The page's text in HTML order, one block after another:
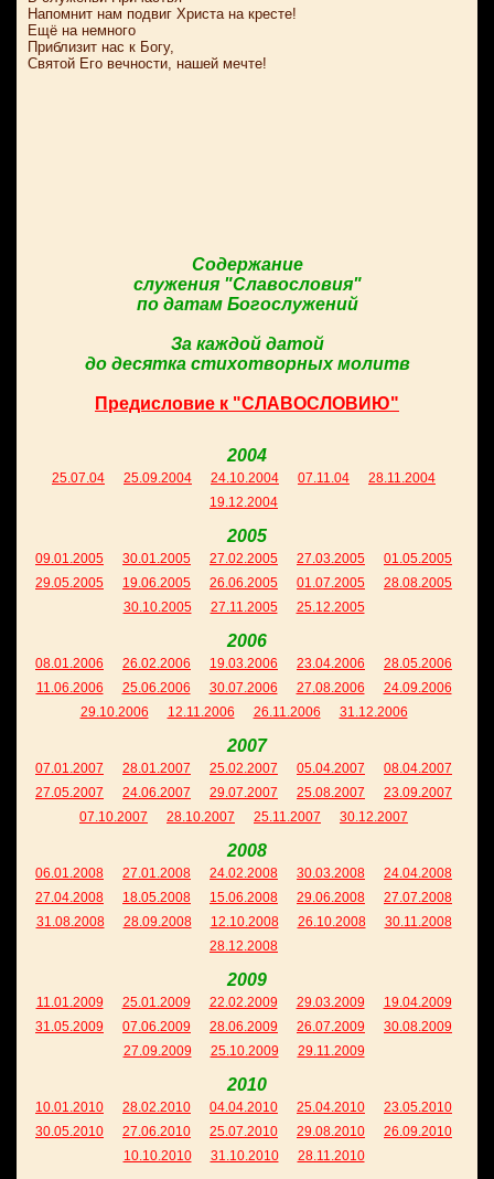
Напомнит нам подвиг Христа на кресте!
Ещё на немного
Приблизит нас к Богу,
Святой Его вечности, нашей мечте!
Содержание
служения "Славословия"
по датам Богослужений
За каждой датой
до десятка стихотворных молитв
Предисловие к "СЛАВОСЛОВИЮ"
2004
25.07.04 25.09.2004 24.10.2004 07.11.04
28.11.2004
19.12.2004
2005
09.01.2005 30.01.2005 27.02.2005 27.03.2005
01.05.2005
29.05.2005
19.06.2005 26.06.2005 01.07.2005
28.08.2005
30.10.2005
27.11.2005 25.12.2005
2006
08.01.2006 26.02.2006 19.03.2006 23.04.2006
28.05.2006
11.06.2006
25.06.2006 30.07.2006 27.08.2006
24.09.2006
29.10.2006
12.11.2006 26.11.2006 31.12.2006
2007
07.01.2007 28.01.2007 25.02.2007 05.04.2007
08.04.2007
27.05.2007
24.06.2007 29.07.2007 25.08.2007
23.09.2007
07.10.2007
28.10.2007 25.11.2007 30.12.2007
2008
06.01.2008 27.01.2008 24.02.2008 30.03.2008
24.04.2008
27.04.2008
18.05.2008 15.06.2008 29.06.2008
27.07.2008
31.08.2008
28.09.2008 12.10.2008 26.10.2008
30.11.2008
28.12.2008
2009
11.01.2009 25.01.2009 22.02.2009 29.03.2009
19.04.2009
31.05.2009
07.06.2009 28.06.2009 26.07.2009
30.08.2009
27.09.2009
25.10.2009 29.11.2009
2010
10.01.2010 28.02.2010 04.04.2010 25.04.2010
23.05.2010
30.05.2010
27.06.2010 25.07.2010 29.08.2010
26.09.2010
10.10.2010
31.10.2010 28.11.2010